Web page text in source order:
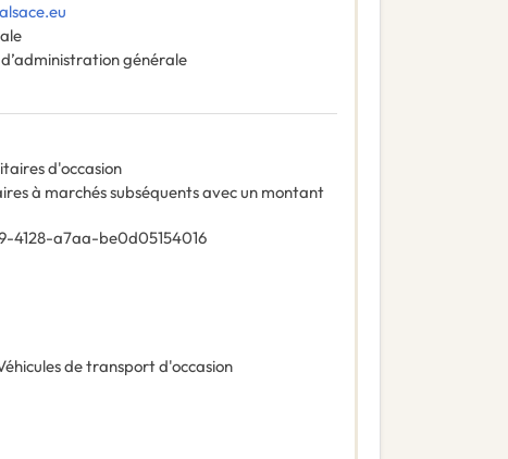
générale
d'occasion
à marchés subséquents avec un montant
4128-a7aa-be0d05154016
de transport d'occasion